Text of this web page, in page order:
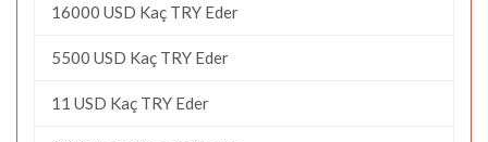
16000 USD Kaç TRY Eder
5500 USD Kaç TRY Eder
11 USD Kaç TRY Eder